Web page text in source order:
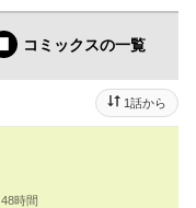
コミックスの一覧
1話から
48時間